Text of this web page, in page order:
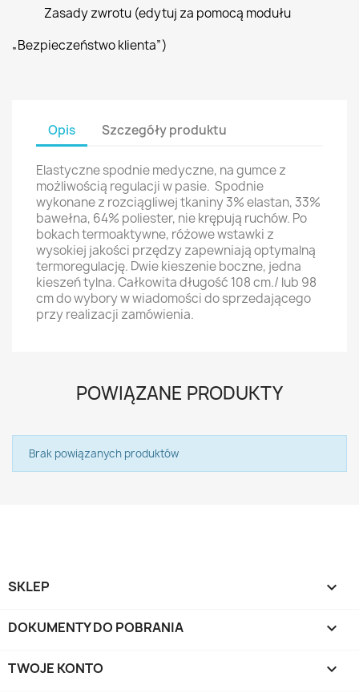
Zasady zwrotu (edytuj za pomocą modułu
„Bezpieczeństwo klienta”)
Opis Szczegóły produktu
Elastyczne spodnie medyczne, na gumce z
możliwością regulacji w pasie. Spodnie
wykonane z rozciągliwej tkaniny 3% elastan, 33%
bawełna, 64% poliester, nie krępują ruchów. Po
bokach termoaktywne, różowe wstawki z
wysokiej jakości przędzy zapewniają optymalną
termoregulację. Dwie kieszenie boczne, jedna
kieszeń tylna. Całkowita długość 108 cm./ lub 98
cm do wybory w wiadomości do sprzedającego
przy realizacji zamówienia.
POWIĄZANE PRODUKTY
Brak powiązanych produktów
SKLEP 
DOKUMENTY DO POBRANIA 
TWOJE KONTO 